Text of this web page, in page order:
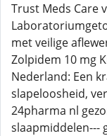
Trust Meds Care
met veilige
Zolpidem 10 mg
Nederland: Een
slapeloosheid,
24pharma nl
slaapmiddelen---